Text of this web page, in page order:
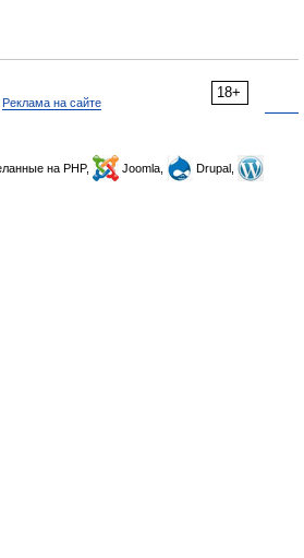
18+
Реклама на сайте
на PHP, Joomla,
Drupal,